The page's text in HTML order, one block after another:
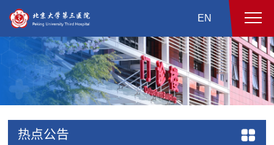
EN
热点公告